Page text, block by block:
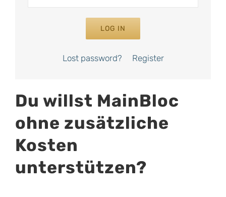
LOG IN
Lost password? Register
Du willst MainBloc
ohne zusätzliche
Kosten
unterstützen?